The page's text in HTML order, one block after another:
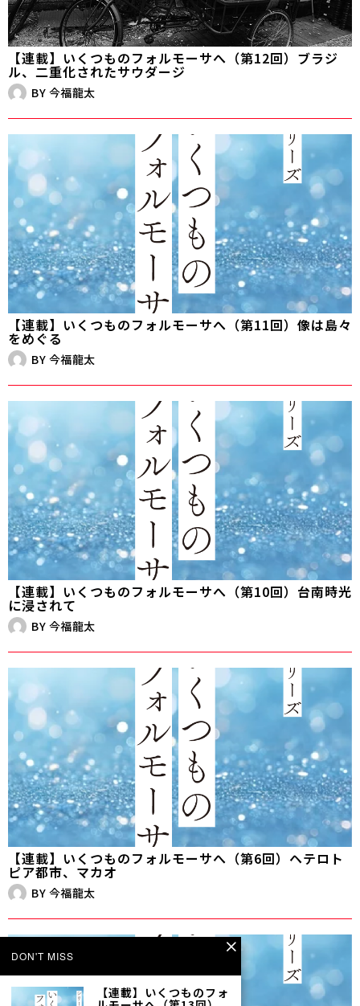
【連載】いくつものフォルモーサへ（第12回）ブラジ
ル、二重化されたサウダージ
BY 今福龍太
【連載】いくつものフォルモーサへ（第11回）像は島々
をめぐる
BY 今福龍太
【連載】いくつものフォルモーサへ（第10回）台南時光
に浸されて
BY 今福龍太
【連載】いくつものフォルモーサへ（第6回）ヘテロト
ピア都市、マカオ
BY 今福龍太
DON'T MISS
【連載】いくつものフォ